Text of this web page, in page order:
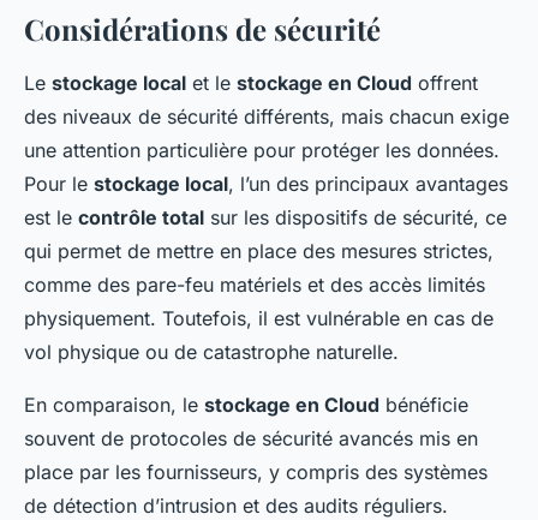
Considérations de sécurité
Le stockage local et le stockage en Cloud offrent
des niveaux de sécurité différents, mais chacun exige
une attention particulière pour protéger les données.
Pour le stockage local, l’un des principaux avantages
est le contrôle total sur les dispositifs de sécurité, ce
qui permet de mettre en place des mesures strictes,
comme des pare-feu matériels et des accès limités
physiquement. Toutefois, il est vulnérable en cas de
vol physique ou de catastrophe naturelle.
En comparaison, le stockage en Cloud bénéficie
souvent de protocoles de sécurité avancés mis en
place par les fournisseurs, y compris des systèmes
de détection d’intrusion et des audits réguliers.